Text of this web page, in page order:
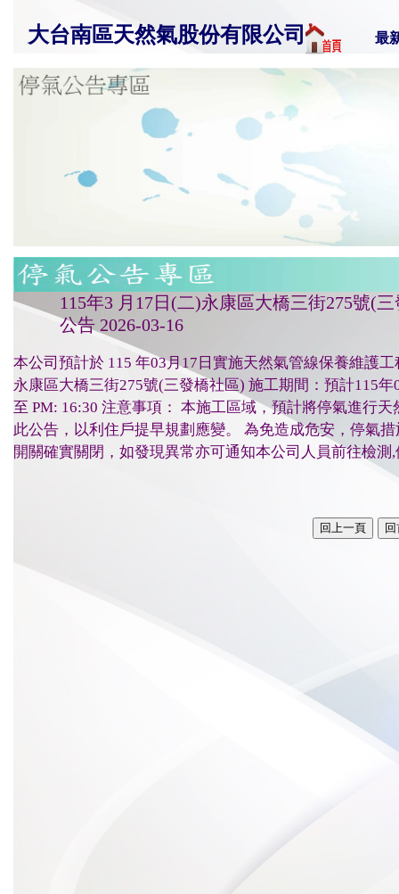
大台南區天然氣股份有限公司 最
115年3 月17日(二)永康區大橋三街275號(
公告 2026-03-16
本公司預計於 115 年03月17日實施天然氣管線保養維護
永康區大橋三街275號(三發橋社區) 施工期間：預計115
至 PM: 16:30 注意事項： 本施工區域，預計將停氣進行
此公告，以利住戶提早規劃應變。 為免造成危安，停氣
開關確實關閉，如發現異常亦可通知本公司人員前往檢